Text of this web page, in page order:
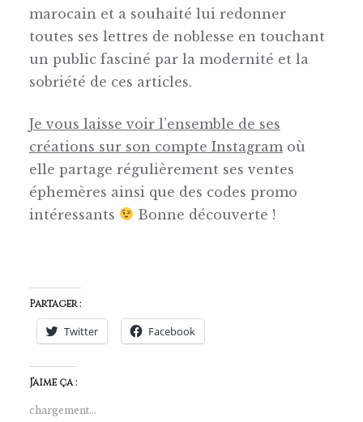
marocain et a souhaité lui redonner
toutes ses lettres de noblesse en touchant
un public fasciné par la modernité et la
sobriété de ces articles.
Je vous laisse voir l’ensemble de ses
créations sur son compte Instagram où
elle partage régulièrement ses ventes
éphemères ainsi que des codes promo
intéressants
Bonne découverte !
Partager :
Twitter Facebook
J’aime ça :
chargement…